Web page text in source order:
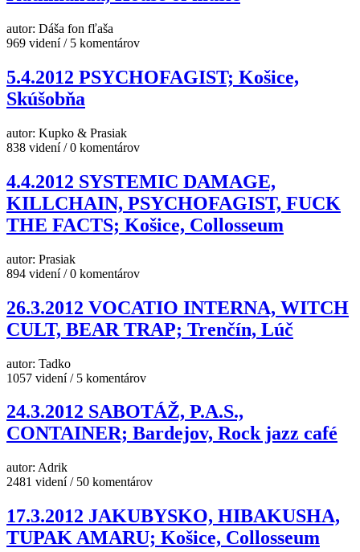
autor: Dáša fon fľaša
969 videní / 5 komentárov
5.4.2012 PSYCHOFAGIST; Košice,
Skúšobňa
autor: Kupko & Prasiak
838 videní / 0 komentárov
4.4.2012 SYSTEMIC DAMAGE,
KILLCHAIN, PSYCHOFAGIST, FUCK
THE FACTS; Košice, Collosseum
autor: Prasiak
894 videní / 0 komentárov
26.3.2012 VOCATIO INTERNA, WITCH
CULT, BEAR TRAP; Trenčín, Lúč
autor: Tadko
1057 videní / 5 komentárov
24.3.2012 SABOTÁŽ, P.A.S.,
CONTAINER; Bardejov, Rock jazz café
autor: Adrik
2481 videní / 50 komentárov
17.3.2012 JAKUBYSKO, HIBAKUSHA,
TUPAK AMARU; Košice, Collosseum